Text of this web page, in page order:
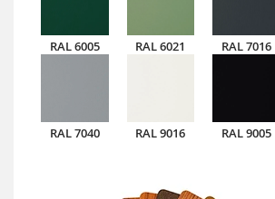
RAL 6005 RAL 6021 RAL 7016
RAL 7040 RAL 9016 RAL 9005